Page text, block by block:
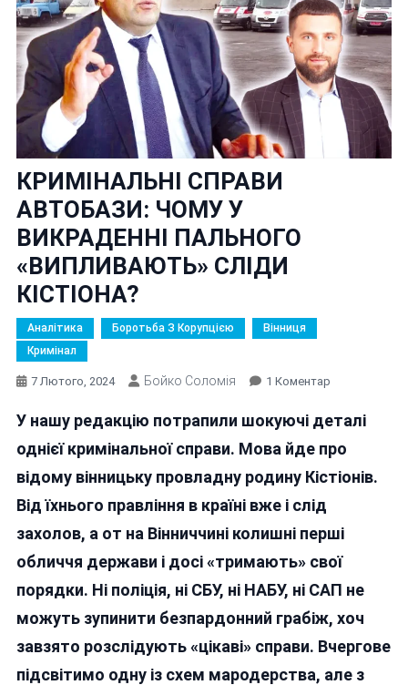
КРИМІНАЛЬНІ СПРАВИ
АВТОБАЗИ: ЧОМУ У
ВИКРАДЕННІ ПАЛЬНОГО
«ВИПЛИВАЮТЬ» СЛІДИ
КІСТІОНА?
Аналітика Боротьба З Корупцією
Вінниця
Кримінал
7 Лютого, 2024 Бойко Соломія 1 КоментарДо
СПРАВИ
АВТОБАЗИ:
У
ПАЛЬНОГО
СЛІДИ
КІСТІОНА?
У нашу редакцію потрапили шокуючі деталі
однієї кримінальної справи. Мова йде про
відому вінницьку провладну родину Кістіонів.
Від їхнього правління в країні вже і слід
захолов, а от на Вінниччині колишні перші
обличчя держави і досі «тримають» свої
порядки. Ні поліція, ні СБУ, ні НАБУ, ні САП не
можуть зупинити безпардонний грабіж, хоч
завзято розслідують «цікаві» справи. Вчергове
підсвітимо одну із схем мародерства, але з